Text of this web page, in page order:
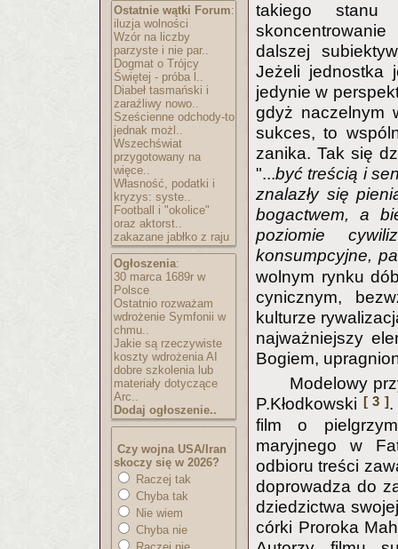
Ostatnie wątki Forum:
iluzja wolności
Wzór na liczby
parzyste i nie par..
Dogmat o Trójcy
Świętej - próba l..
Diabeł tasmański i
zaraźliwy nowo..
Sześcienne odchody-to
jednak możl..
Wszechświat
przygotowany na
więce..
Własność, podatki i
kryzys: syste..
Football i "okolice"
oraz aktorst..
zakazane jabłko z raju
Ogłoszenia:
30 marca 1689r w
Polsce
Ostatnio rozważam
wdrożenie Symfonii w
chmu..
Jakie są rzeczywiste
koszty wdrożenia AI
dobre szkolenia lub
materiały dotyczące
Arc..
Dodaj ogłoszenie..
Czy wojna USA/Iran
skoczy się w 2026?
Raczej tak
Chyba tak
Nie wiem
Chyba nie
takiego stanu
dalszej
Jeżeli jednostka
jedynie w
gdyż naczelnym
sukces, to
zanika. Tak się
"...być treścią i
znalazły się
bogactwem, a
poziomie
konsumpcyjne,
wolnym rynku
cynicznym,
kulturze
najważniejszy
Bogiem,
Modelowy
P.Kłodkowski [ 3 ].
film o
maryjnego w
odbioru treści
doprowadza do
dziedzictwa
córki Proroka